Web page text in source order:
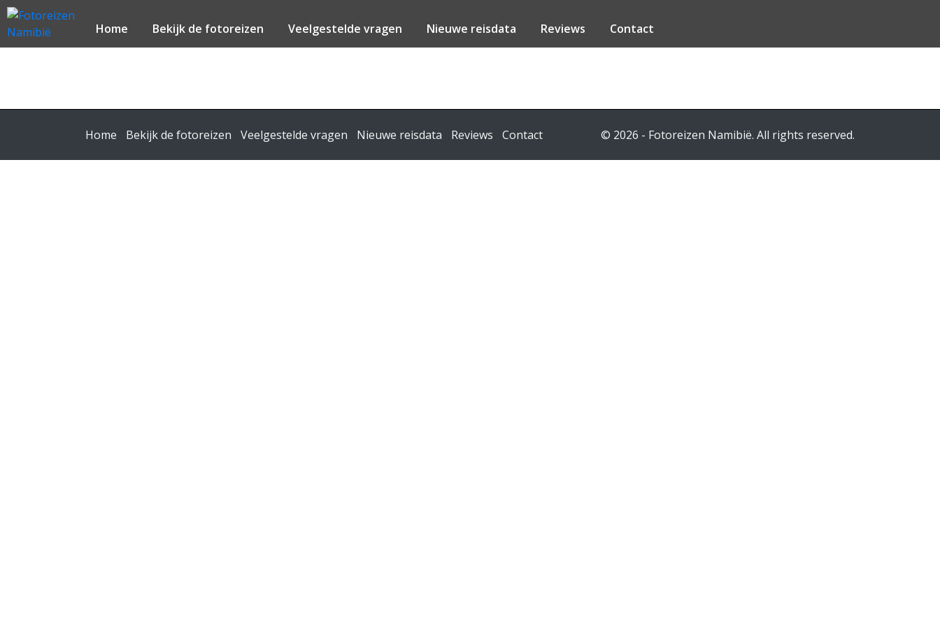
Home Bekijk de fotoreizen Veelgestelde vragen Nieuwe reisdata Reviews Contact
Home Bekijk de fotoreizen Veelgestelde vragen Nieuwe reisdata Reviews Contact © 2026 - Fotoreizen Namibië. All rights reserved.